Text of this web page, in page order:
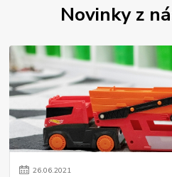
Novinky z
26.06.2021